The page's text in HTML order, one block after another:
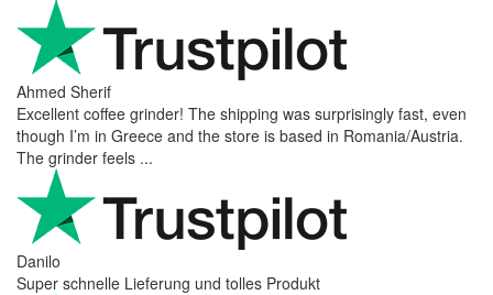
Ahmed Sherif
Excellent coffee grinder! The shipping was surprisingly fast, even
though I’m in Greece and the store is based in Romania/Austria.
The grinder feels ...
Danilo
Super schnelle Lieferung und tolles Produkt